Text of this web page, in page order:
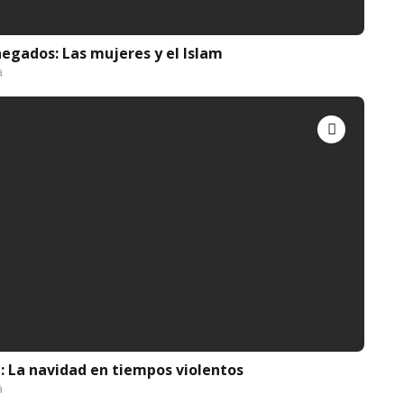
Las mujeres y el Islam
La navidad en tiempos violentos